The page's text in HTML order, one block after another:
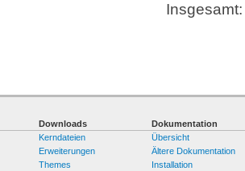
Downloads
Kerndateien
Erweiterungen
Themes
Dokumentation
Übersicht
Ältere Dokumentation
Installation